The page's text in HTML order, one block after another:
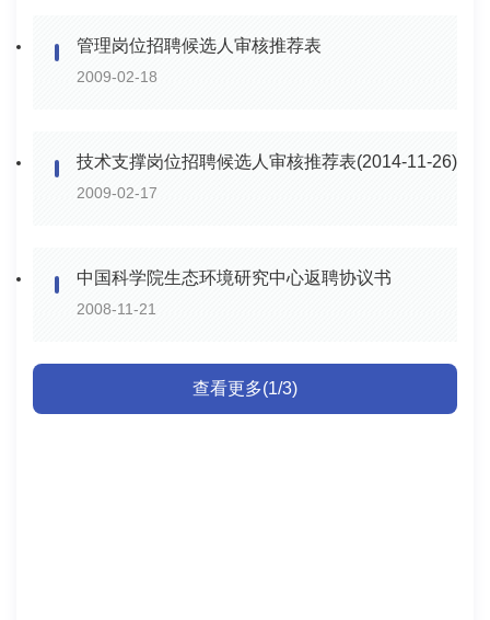
管理岗位招聘候选人审核推荐表
2009-02-18
技术支撑岗位招聘候选人审核推荐表(2014-11-26)
2009-02-17
中国科学院生态环境研究中心返聘协议书
2008-11-21
查看更多(1/3)